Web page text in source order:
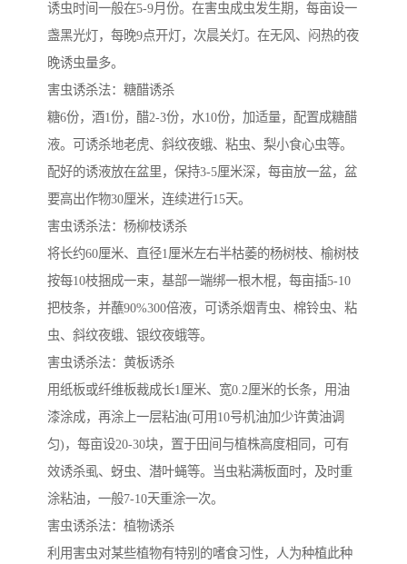
诱虫时间一般在5-9月份。在害虫成虫发生期，每亩设一
盏黑光灯，每晚9点开灯，次晨关灯。在无风、闷热的夜
晚诱虫量多。
害虫诱杀法：糖醋诱杀
糖6份，酒1份，醋2-3份，水10份，加适量，配置成糖醋
液。可诱杀地老虎、斜纹夜蛾、粘虫、梨小食心虫等。
配好的诱液放在盆里，保持3-5厘米深，每亩放一盆，盆
要高出作物30厘米，连续进行15天。
害虫诱杀法：杨柳枝诱杀
将长约60厘米、直径1厘米左右半枯萎的杨树枝、榆树枝
按每10枝捆成一束，基部一端绑一根木棍，每亩插5-10
把枝条，并蘸90%300倍液，可诱杀烟青虫、棉铃虫、粘
虫、斜纹夜蛾、银纹夜蛾等。
害虫诱杀法：黄板诱杀
用纸板或纤维板裁成长1厘米、宽0.2厘米的长条，用油
漆涂成，再涂上一层粘油(可用10号机油加少许黄油调
匀)，每亩设20-30块，置于田间与植株高度相同，可有
效诱杀虱、蚜虫、潜叶蝇等。当虫粘满板面时，及时重
涂粘油，一般7-10天重涂一次。
害虫诱杀法：植物诱杀
利用害虫对某些植物有特别的嗜食习性，人为种植此种